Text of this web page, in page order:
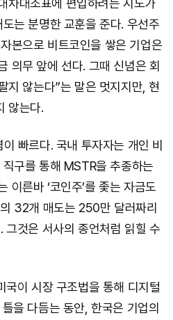
차대조표에 편입하려는 시도가
는 분명한 교훈을 준다. 우선주
본으로 비트코인을 쌓은 기업은
의무 앞에 선다. 그때 신념은 회
지 않는다”는 말은 멋지지만, 현
않는다.
빠르다. 국내 투자자는 개인 비
구를 통해 MSTR을 추종하는
이른바 ‘코인주’를 좇는 자금도
32개 매도는 250만 달러짜리
그것은 서사의 종언처럼 읽힐 수
국이 시장 구조법을 통해 디지털
을 다듬는 동안, 한국은 기업의